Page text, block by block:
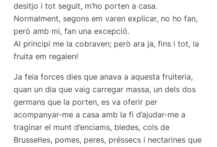
desitjo i tot seguit, m’ho porten a casa.
Normalment, segons em varen explicar, no ho fan,
però amb mi, fan una excepció.
Al principi me la cobraven; però ara ja, fins i tot, la
fruita em regalen!
Ja feia forces dies que anava a aquesta fruiteria,
quan un dia que vaig carregar massa, un dels dos
germans que la porten, es va oferir per
acompanyar-me a casa amb la fi d’ajudar-me a
traginar el munt d’enciams, bledes, cols de
Brussel·les, pomes, peres, préssecs i nectarines que